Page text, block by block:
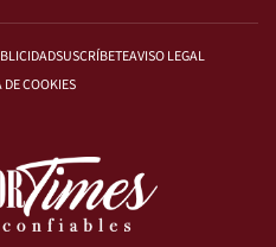
SUSCRÍBETEAVISO LEGAL
COOKIES